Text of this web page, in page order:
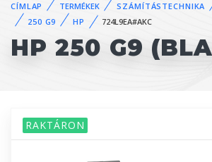
CÍMLAP TERMÉKEK SZÁMÍTÁSTECHNIKA
250 G9
HP 724L9EA#AKC
HP 250 G9
RAKTÁRON